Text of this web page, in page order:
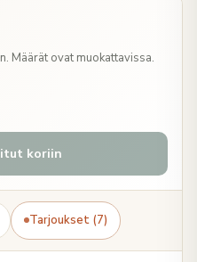
Määrät ovat muokattavissa.
koriin
Tarjoukset (7)